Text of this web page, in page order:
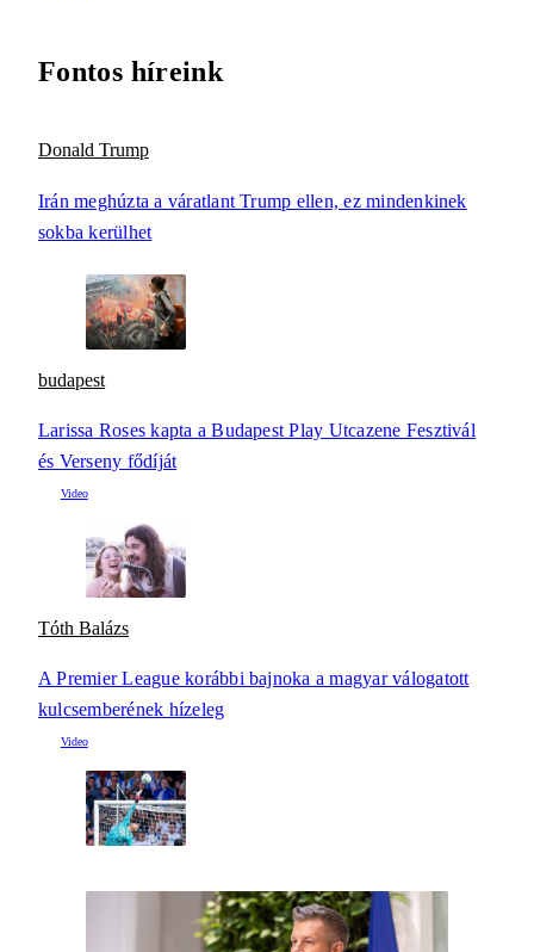
Fontos híreink
Donald Trump
Irán meghúzta a váratlant Trump ellen, ez mindenkinek
sokba kerülhet
budapest
Larissa Roses kapta a Budapest Play Utcazene Fesztivál
és Verseny fődíját
Tóth Balázs
A Premier League korábbi bajnoka a magyar válogatott
kulcsemberének hízeleg